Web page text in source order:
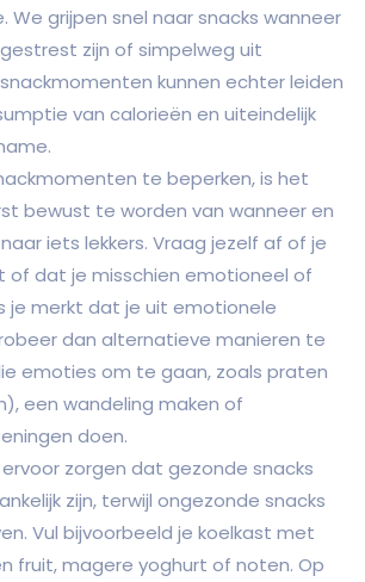
We grijpen snel naar snacks wanneer
zijn of simpelweg uit
kunnen echter leiden
van calorieën en uiteindelijk
te beperken, is het
bewust te worden van wanneer en
iets lekkers. Vraag jezelf af of je
of dat je misschien emotioneel of
je merkt dat je uit emotionele
dan alternatieve manieren te
emoties om te gaan, zoals praten
een wandeling maken of
doen.
zorgen dat gezonde snacks
zijn, terwijl ongezonde snacks
Vul bijvoorbeeld je koelkast met
fruit, magere yoghurt of noten. Op